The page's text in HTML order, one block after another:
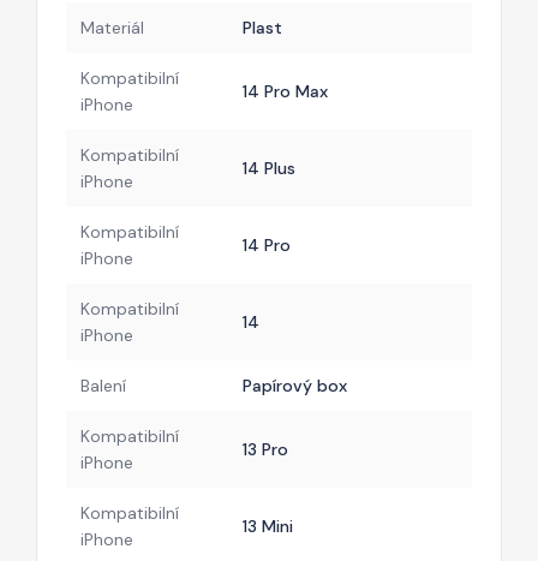
Materiál Plast
Kompatibilní
iPhone
14 Pro Max
Kompatibilní
iPhone
14 Plus
Kompatibilní
iPhone
14 Pro
Kompatibilní
iPhone
14
Balení Papírový box
Kompatibilní
iPhone
13 Pro
Kompatibilní
iPhone
13 Mini